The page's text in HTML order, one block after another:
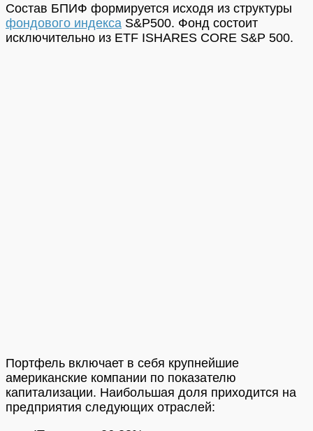
Состав БПИФ формируется исходя из структуры
фондового индекса S&P500. Фонд состоит
исключительно из ETF ISHARES CORE S&P 500.
Портфель включает в себя крупнейшие
американские компании по показателю
капитализации. Наибольшая доля приходится на
предприятия следующих отраслей: